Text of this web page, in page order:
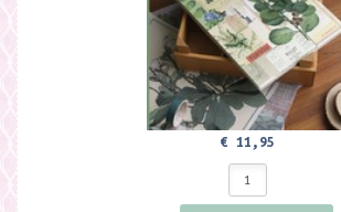
€ 11,95